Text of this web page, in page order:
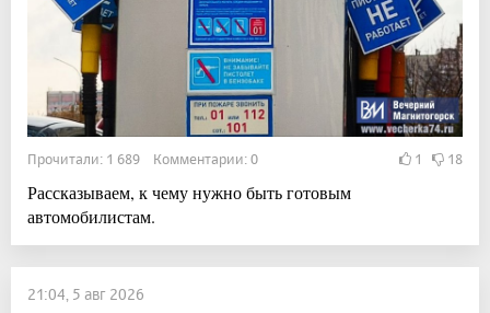
Прочитали: 1 689 Комментарии: 0 1 18
Рассказываем, к чему нужно быть готовым
автомобилистам.
21:04, 5 авг 2026